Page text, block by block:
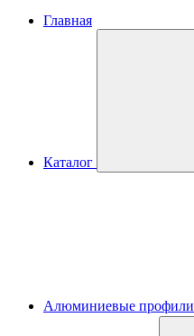
Главная
Каталог
Алюминиевые профили